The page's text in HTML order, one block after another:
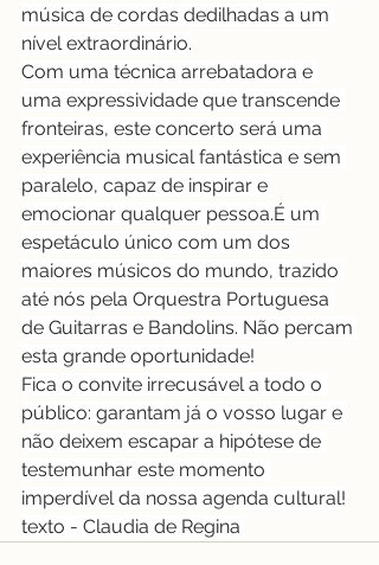
música de cordas dedilhadas a um
nível extraordinário.
Com uma técnica arrebatadora e
uma expressividade que transcende
fronteiras, este concerto será uma
experiência musical fantástica e sem
paralelo, capaz de inspirar e
emocionar qualquer pessoa.É um
espetáculo único com um dos
maiores músicos do mundo, trazido
até nós pela Orquestra Portuguesa
de Guitarras e Bandolins. Não percam
esta grande oportunidade!
Fica o convite irrecusável a todo o
público: garantam já o vosso lugar e
não deixem escapar a hipótese de
testemunhar este momento
imperdível da nossa agenda cultural!
texto - Claudia de Regina